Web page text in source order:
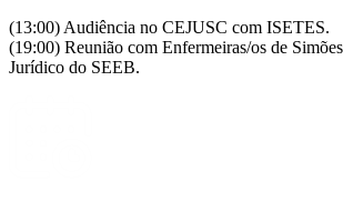
(13:00) Audiência no CEJUSC com ISETES.
(19:00) Reunião com Enfermeiras/os de
Jurídico do SEEB.